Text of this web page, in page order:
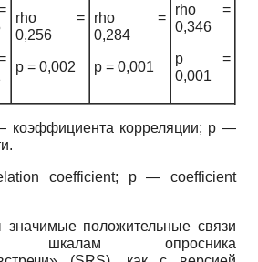
rho =
0,256
p = 0,002
rho =
0,284
p = 0,001
rho =
0,346
p =
0,001
коэффициента корреляции; p —
coefficient; p — coefficient
положительные связи
опросника